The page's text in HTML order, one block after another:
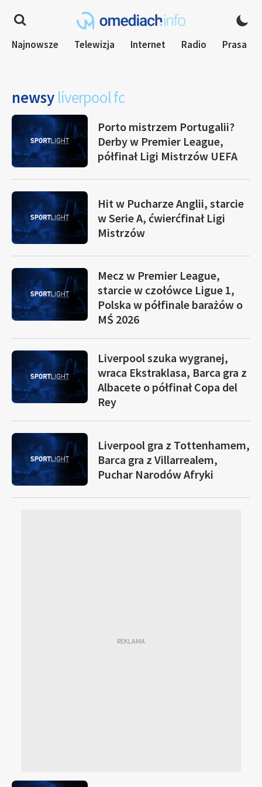
Najnowsze Telewizja Internet Radio Prasa
newsy liverpool fc
Porto mistrzem Portugalii?
Derby w Premier League,
półfinał Ligi Mistrzów UEFA
Hit w Pucharze Anglii, starcie
w Serie A, ćwierćfinał Ligi
Mistrzów
Mecz w Premier League,
starcie w czołówce Ligue 1,
Polska w półfinale barażów o
MŚ 2026
Liverpool szuka wygranej,
wraca Ekstraklasa, Barca gra z
Albacete o półfinał Copa del
Rey
Liverpool gra z Tottenhamem,
Barca gra z Villarrealem,
Puchar Narodów Afryki